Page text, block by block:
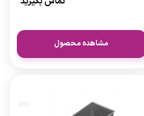
مشاهده محصول